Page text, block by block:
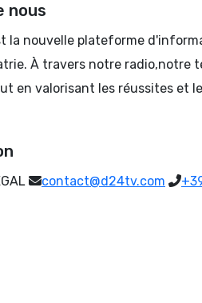
nous
la nouvelle plateforme
À travers notre
en valorisant les réussites et
contact@d24tv.com